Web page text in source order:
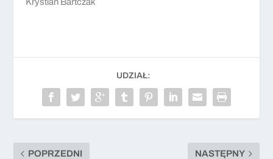
UDZIAŁ:
POPRZEDNI NASTĘPNY